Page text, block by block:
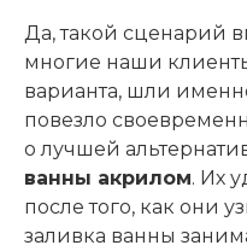
Да, такой сценарий
многие наши
варианта, шли
повезло
о лучшей
ванны акрилом. Их
после того, как они
заливка ванны